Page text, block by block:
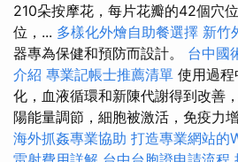
210朵按摩花，每片花瓣的42個穴
位，... 多樣化外燴自助餐選擇 新竹
器專為保健和預防而設計。 台中國
介紹 專業記帳士推薦清單 使用過
化，血液循環和新陳代謝得到改善
陽能量調節，細胞被激活，免疫力
海外抓姦專業協助 打造專業網站的